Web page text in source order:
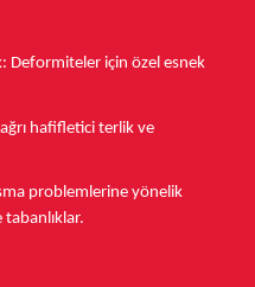
Deformiteler için özel esnek
hafifletici terlik ve
problemlerine yönelik